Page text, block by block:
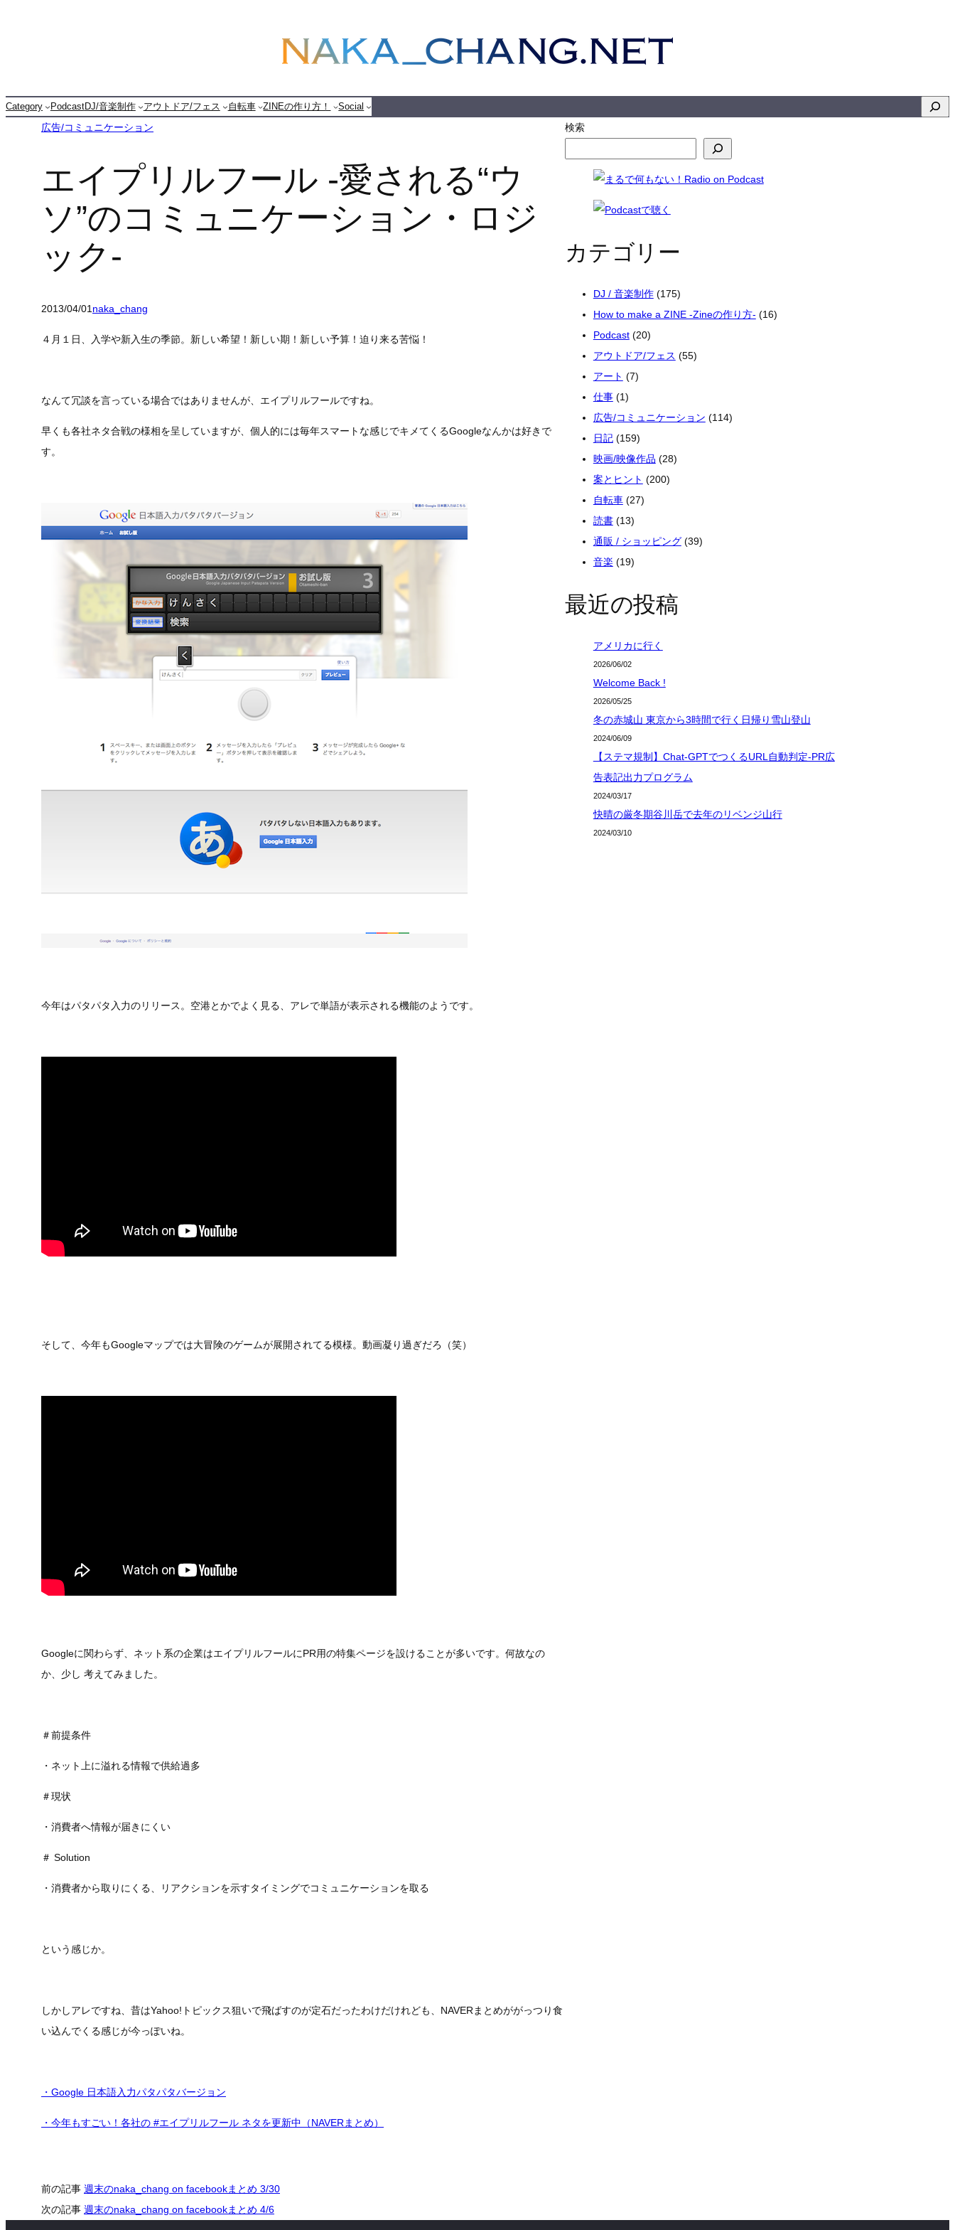
キ
ッ
Category PodcastDJ/音楽制作 アウトドア/フェス 自転車 ZINEの作り方！ Social
広告/コミュニケーション
エイプリルフール -愛される“ウ
ソ”のコミュニケーション・ロジ
ック-
2013/04/01naka_chang
４月１日、入学や新入生の季節。新しい希望！新しい期！新しい予算！迫り来る苦悩！
なんて冗談を言っている場合ではありませんが、エイプリルフールですね。
早くも各社ネタ合戦の様相を呈していますが、個人的には毎年スマートな感じでキメてくるGoogleなんかは好きで
す。
今年はパタパタ入力のリリース。空港とかでよく見る、アレで単語が表示される機能のようです。
そして、今年もGoogleマップでは大冒険のゲームが展開されてる模様。動画凝り過ぎだろ（笑）
Googleに関わらず、ネット系の企業はエイプリルフールにPR用の特集ページを設けることが多いです。何故なの
か、少し 考えてみました。
＃前提条件
・ネット上に溢れる情報で供給過多
＃現状
・消費者へ情報が届きにくい
＃ Solution
・消費者から取りにくる、リアクションを示すタイミングでコミュニケーションを取る
という感じか。
しかしアレですね、昔はYahoo!トピックス狙いで飛ばすのが定石だったわけだけれども、NAVERまとめががっつり食
い込んでくる感じが今っぽいね。
・Google 日本語入力パタパタバージョン
・今年もすごい！各社の #エイプリルフール ネタを更新中（NAVERまとめ）
前の記事 週末のnaka_chang on facebookまとめ 3/30
次の記事 週末のnaka_chang on facebookまとめ 4/6
検索
カテゴリー
DJ / 音楽制作(175)
How to make a ZINE -Zineの作り方- (16)
Podcast(20)
アウトドア/フェス (55)
アート (7)
仕事(1)
広告/コミュニケーション (114)
日記(159)
映画/映像作品 (28)
案とヒント (200)
自転車(27)
読書(13)
通販 / ショッピング(39)
音楽 (19)
最近の投稿
アメリカに行く
2026/06/02
Welcome Back !
2026/05/25
冬の赤城山 東京から3時間で行く日帰り雪山登山
2024/06/09
【ステマ規制】Chat-GPTでつくるURL自動判定-PR広
告表記出力プログラム
2024/03/17
快晴の厳冬期谷川岳で去年のリベンジ山行
2024/03/10